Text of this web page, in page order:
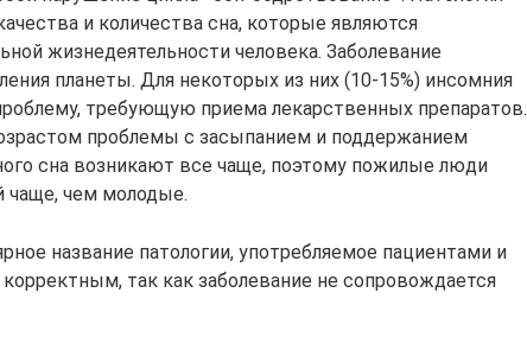
и количества сна, которые являются
жизнедеятельности человека. Заболевание
планеты. Для некоторых из них (10-15%) инсомния
требующую приема лекарственных препаратов.
проблемы с засыпанием и поддержанием
сна возникают все чаще, поэтому пожилые люди
чаще, чем молодые.
название патологии, употребляемое пациентами и
так как заболевание не сопровождается